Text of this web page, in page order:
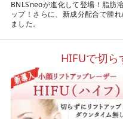
BNLSneoが進化して登場！脂肪
ップ！さらに、新成分配合で腫
ました。
HIFUで切